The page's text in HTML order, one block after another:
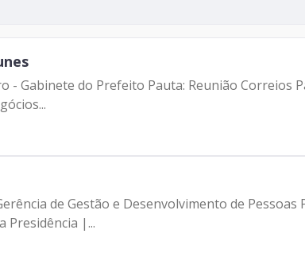
- Gabinete do Prefeito Pauta: Reunião
de Gestão e Desenvolvimento de
Presidência |...